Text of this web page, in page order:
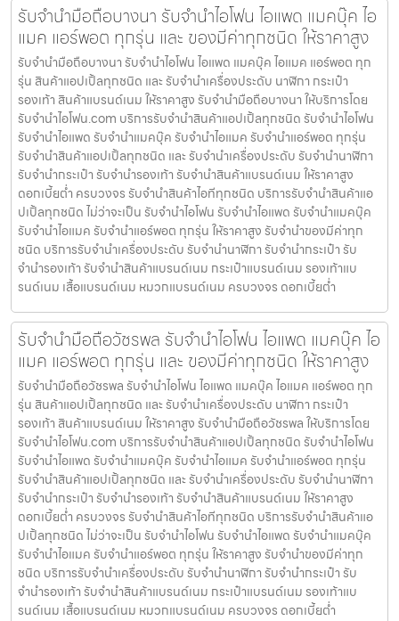
รับจำนำมือถือบางนา รับจำนำไอโฟน ไอแพด แมคบุ๊ค ไอ
แมค แอร์พอต ทุกรุ่น และ ของมีค่าทุกชนิด ให้ราคาสูง
รับจำนำมือถือบางนา รับจำนำไอโฟน ไอแพด แมคบุ๊ค ไอแมค แอร์พอต ทุก
รุ่น สินค้าแอปเปิ้ลทุกชนิด และ รับจำนำเครื่องประดับ นาฬิกา กระเป๋า
รองเท้า สินค้าแบรนด์เนม ให้ราคาสูง รับจำนำมือถือบางนา ให้บริการโดย
รับจํานําไอโฟน.com บริการรับจำนำสินค้าแอปเปิ้ลทุกชนิด รับจำนำไอโฟน
รับจำนำไอแพด รับจำนำแมคบุ๊ค รับจำนำไอแมค รับจำนำแอร์พอต ทุกรุ่น
รับจำนำสินค้าแอปเปิ้ลทุกชนิด และ รับจำนำเครื่องประดับ รับจำนำนาฬิกา
รับจำนำกระเป๋า รับจำนำรองเท้า รับจำนำสินค้าแบรนด์เนม ให้ราคาสูง
ดอกเบี้ยต่ำ ครบวงจร รับจำนำสินค้าไอทีทุกชนิด บริการรับจำนำสินค้าแอ
ปเปิ้ลทุกชนิด ไม่ว่าจะเป็น รับจำนำไอโฟน รับจำนำไอแพด รับจำนำแมคบุ๊ค
รับจำนำไอแมค รับจำนำแอร์พอต ทุกรุ่น ให้ราคาสูง รับจำนำของมีค่าทุก
ชนิด บริการรับจำนำเครื่องประดับ รับจำนำนาฬิกา รับจำนำกระเป๋า รับ
จำนำรองเท้า รับจำนำสินค้าแบรนด์เนม กระเป๋าแบรนด์เนม รองเท้าแบ
รนด์เนม เสื้อแบรนด์เนม หมวกแบรนด์เนม ครบวงจร ดอกเบี้ยต่ำ
รับจำนำมือถือวัชรพล รับจำนำไอโฟน ไอแพด แมคบุ๊ค ไอ
แมค แอร์พอต ทุกรุ่น และ ของมีค่าทุกชนิด ให้ราคาสูง
รับจำนำมือถือวัชรพล รับจำนำไอโฟน ไอแพด แมคบุ๊ค ไอแมค แอร์พอต ทุก
รุ่น สินค้าแอปเปิ้ลทุกชนิด และ รับจำนำเครื่องประดับ นาฬิกา กระเป๋า
รองเท้า สินค้าแบรนด์เนม ให้ราคาสูง รับจำนำมือถือวัชรพล ให้บริการโดย
รับจํานําไอโฟน.com บริการรับจำนำสินค้าแอปเปิ้ลทุกชนิด รับจำนำไอโฟน
รับจำนำไอแพด รับจำนำแมคบุ๊ค รับจำนำไอแมค รับจำนำแอร์พอต ทุกรุ่น
รับจำนำสินค้าแอปเปิ้ลทุกชนิด และ รับจำนำเครื่องประดับ รับจำนำนาฬิกา
รับจำนำกระเป๋า รับจำนำรองเท้า รับจำนำสินค้าแบรนด์เนม ให้ราคาสูง
ดอกเบี้ยต่ำ ครบวงจร รับจำนำสินค้าไอทีทุกชนิด บริการรับจำนำสินค้าแอ
ปเปิ้ลทุกชนิด ไม่ว่าจะเป็น รับจำนำไอโฟน รับจำนำไอแพด รับจำนำแมคบุ๊ค
รับจำนำไอแมค รับจำนำแอร์พอต ทุกรุ่น ให้ราคาสูง รับจำนำของมีค่าทุก
ชนิด บริการรับจำนำเครื่องประดับ รับจำนำนาฬิกา รับจำนำกระเป๋า รับ
จำนำรองเท้า รับจำนำสินค้าแบรนด์เนม กระเป๋าแบรนด์เนม รองเท้าแบ
รนด์เนม เสื้อแบรนด์เนม หมวกแบรนด์เนม ครบวงจร ดอกเบี้ยต่ำ